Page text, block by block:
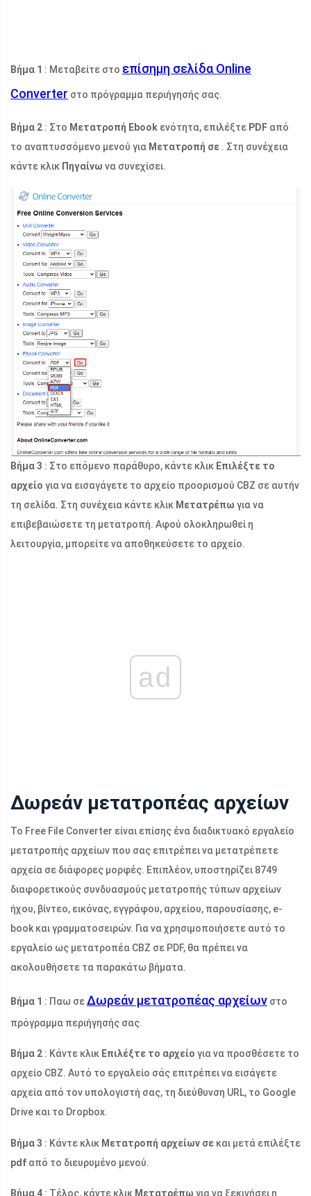
Βήμα 1 : Μεταβείτε στο επίσημη σελίδα Online
Converter στο πρόγραμμα περιήγησής σας.
Βήμα 2 : Στο Μετατροπή Ebook ενότητα, επιλέξτε PDF από
το αναπτυσσόμενο μενού για Μετατροπή σε . Στη συνέχεια
κάντε κλικ Πηγαίνω να συνεχίσει.
Βήμα 3 : Στο επόμενο παράθυρο, κάντε κλικ Επιλέξτε το
αρχείο για να εισαγάγετε το αρχείο προορισμού CBZ σε αυτήν
τη σελίδα. Στη συνέχεια κάντε κλικ Μετατρέπω για να
επιβεβαιώσετε τη μετατροπή. Αφού ολοκληρωθεί η
λειτουργία, μπορείτε να αποθηκεύσετε το αρχείο.
ad
Δωρεάν μετατροπέας αρχείων
Το Free File Converter είναι επίσης ένα διαδικτυακό εργαλείο
μετατροπής αρχείων που σας επιτρέπει να μετατρέπετε
αρχεία σε διάφορες μορφές. Επιπλέον, υποστηρίζει 8749
διαφορετικούς συνδυασμούς μετατροπής τύπων αρχείων
ήχου, βίντεο, εικόνας, εγγράφου, αρχείου, παρουσίασης, e-
book και γραμματοσειρών. Για να χρησιμοποιήσετε αυτό το
εργαλείο ως μετατροπέα CBZ σε PDF, θα πρέπει να
ακολουθήσετε τα παρακάτω βήματα.
Βήμα 1 : Παω σεΔωρεάν μετατροπέας αρχείων στο
πρόγραμμα περιήγησής σας.
Βήμα 2 : Κάντε κλικ Επιλέξτε το αρχείο για να προσθέσετε το
αρχείο CBZ. Αυτό το εργαλείο σάς επιτρέπει να εισάγετε
αρχεία από τον υπολογιστή σας, τη διεύθυνση URL, το Google
Drive και το Dropbox.
Βήμα 3 : Κάντε κλικ Μετατροπή αρχείων σε και μετά επιλέξτε
pdf από το διευρυμένο μενού.
Βήμα 4 : Τέλος, κάντε κλικ Μετατρέπω για να ξεκινήσει η